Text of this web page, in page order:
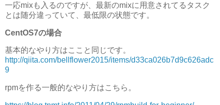
一応mixも入るのですが、最新のmixに用意されてるタスク
とは随分違っていて、最低限の状態です。
CentOS7の場合
基本的なやり方はここと同じです。
http://qiita.com/bellflower2015/items/d33ca026b7d9c626adc
9
rpmを作る一般的なやり方はこちら。